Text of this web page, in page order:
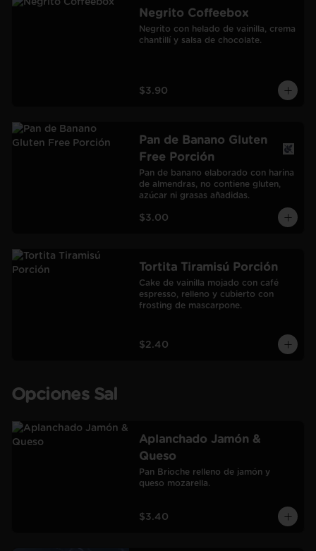
Negrito Coffeebox
Negrito con helado de vainilla, crema
chantillí y salsa de chocolate.
$3.90
Pan de Banano Gluten
Free Porción
Pan de banano elaborado con harina
de almendras, no contiene gluten,
azúcar ni grasas añadidas.
$3.00
Tortita Tiramisú Porción
Cake de vainilla mojado con café
espresso, relleno y cubierto con
frosting de mascarpone.
$2.40
Opciones Sal
Aplanchado Jamón &
Queso
Pan Brioche relleno de jamón y
queso mozarella.
$3.40